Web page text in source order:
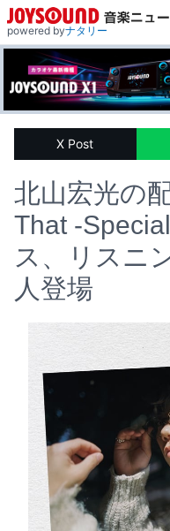
powered byナタリー
X Post
北山宏光の
That -
ス、リスニ
人登場